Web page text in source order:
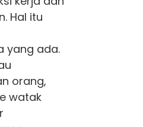
Hal itu
yang ada.
orang,
watak